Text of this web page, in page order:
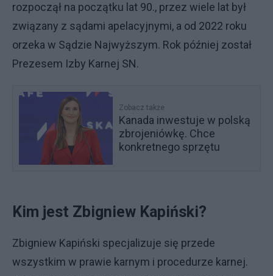
rozpoczął na początku lat 90., przez wiele lat był
związany z sądami apelacyjnymi, a od 2022 roku
orzeka w Sądzie Najwyższym. Rok później został
Prezesem Izby Karnej SN.
Zobacz także
Kanada inwestuje w polską
zbrojeniówkę. Chce
konkretnego sprzętu
Kim jest Zbigniew Kapiński?
Zbigniew Kapiński specjalizuje się przede
wszystkim w prawie karnym i procedurze karnej.